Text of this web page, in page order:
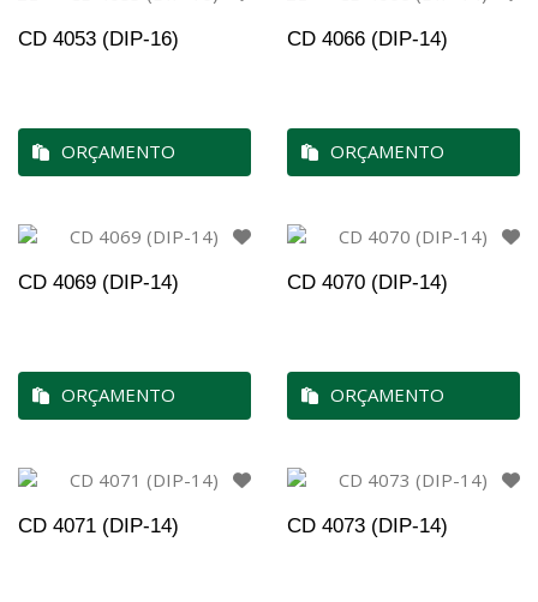
CD 4053 (DIP-16)
ORÇAMENTO
CD 4066 (DIP-14)
ORÇAMENTO
CD 4069 (DIP-14)
ORÇAMENTO
CD 4070 (DIP-14)
ORÇAMENTO
CD 4071 (DIP-14) CD 4073 (DIP-14)